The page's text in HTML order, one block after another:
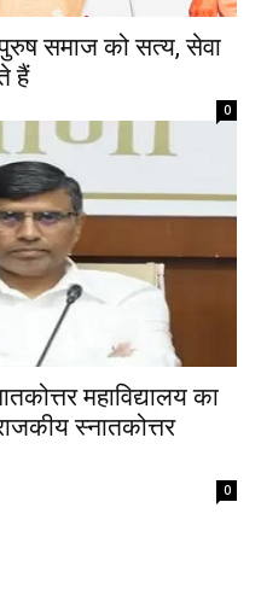
समाज को सत्य, सेवा
हैं
0
महाविद्यालय का
स्नातकोत्तर
0